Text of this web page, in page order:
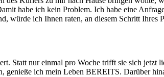
habe ich kein Problem. Ich habe eine
ich Ihnen raten, an diesem Schritt Ihres
Statt nur einmal pro Woche trifft sie sich
ich mein Leben BEREITS. Darüber